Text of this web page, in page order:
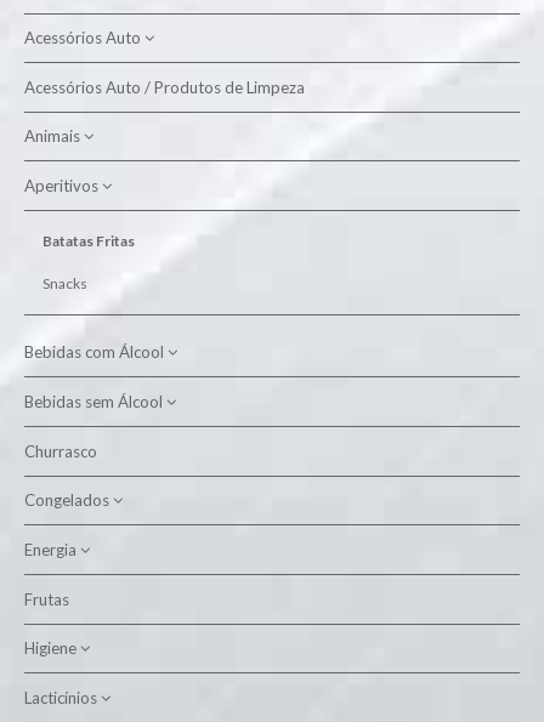
Acessórios Auto
Produtos de Limpeza
Acessórios Auto / Produtos de Limpeza
Animais
Alimento Aves
Alimento Cão
Alimento Gato
Higiene Animal
Aperitivos
Batatas Fritas
Snacks
Bebidas com Álcool
Aguardente
Cervejas
Licor
Porto
Vinhos
Branco Alentejo
Whisky
Bebidas sem Álcool
Água
Néctar
Outros
Refrigerante sem Gás
Churrasco
Congelados
Bacalhau
Carne
Frango
Energia
Pilhas
Frutas
Higiene
Cozinha
Lacticínios